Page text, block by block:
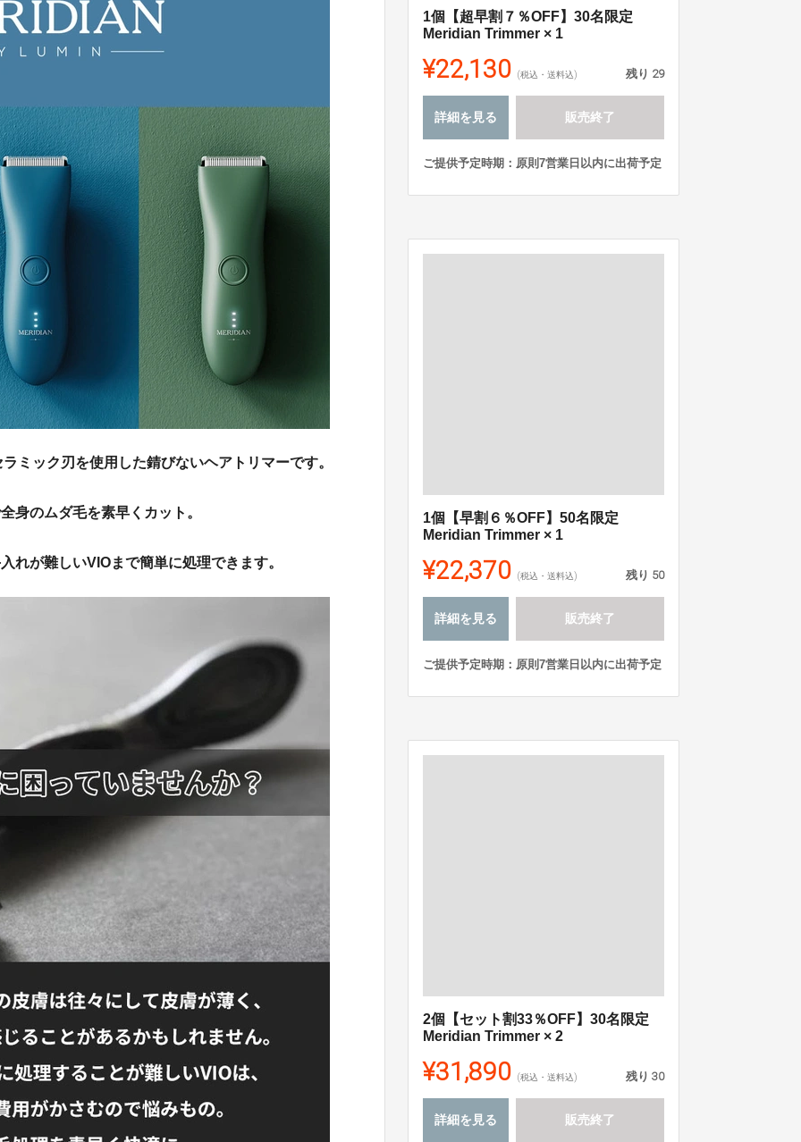
ミック刃を使用した錆びないヘアトリマーです。
身のムダ毛を素早くカット。
れが難しいVIOまで簡単に処理できます。
1個【超早割７％OFF】30名限定
Meridian Trimmer × 1
¥22,130 (税込・送料込) 残り 29
詳細を見る 販売終了
ご提供予定時期：原則7営業日以内に出荷予定
1個【早割６％OFF】50名限定
Meridian Trimmer × 1
¥22,370 (税込・送料込) 残り 50
詳細を見る 販売終了
ご提供予定時期：原則7営業日以内に出荷予定
2個【セット割33％OFF】30名限定
Meridian Trimmer × 2
¥31,890 (税込・送料込) 残り 30
詳細を見る 販売終了